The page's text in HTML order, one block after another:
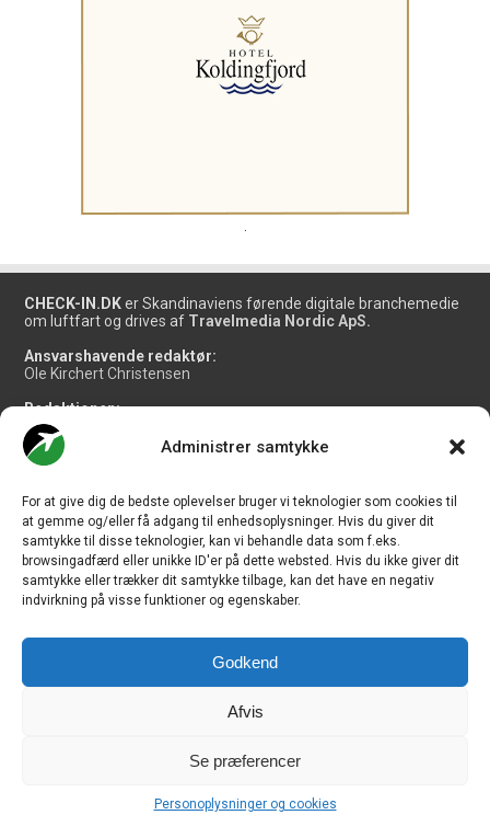
Administrer samtykke
For at give dig de bedste oplevelser bruger vi teknologier som cookies til
at gemme og/eller få adgang til enhedsoplysninger. Hvis du giver dit
samtykke til disse teknologier, kan vi behandle data som f.eks.
browsingadfærd eller unikke ID'er på dette websted. Hvis du ikke giver dit
samtykke eller trækker dit samtykke tilbage, kan det have en negativ
indvirkning på visse funktioner og egenskaber.
Godkend
Afvis
Se præferencer
Personoplysninger og cookies
CHECK-IN.DK er Skandinaviens førende digitale branchemedie
om luftfart og drives af Travelmedia Nordic ApS.
Ansvarshavende redaktør:
Ole Kirchert Christensen
Redaktionen:
Christian Granhøj Skouboe
Henrik Baumgarten
Danny Longhi Andreasen
Salg og jobannoncer:
salg@travelmedianordic.com
Vi tager ansvar for indholdet og er tilmeldt
CVR-nr.: 34 20 20 87 © Copyright 2010-2026 - CHECK-IN.dk